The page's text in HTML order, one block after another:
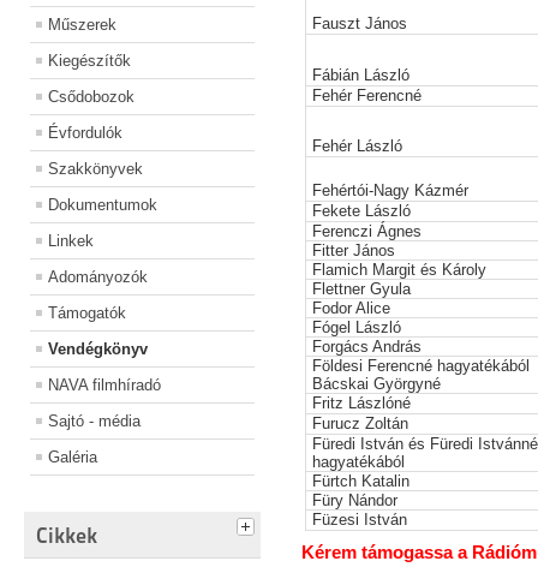
Műszerek
Kiegészítők
Csődobozok
Évfordulók
Szakkönyvek
Dokumentumok
Linkek
Adományozók
Támogatók
Vendégkönyv
NAVA filmhíradó
Sajtó - média
Galéria
Cikkek
Fauszt János
Fábián László
Fehér Ferencné
Fehér László
Fehértói-Nagy Kázmér
Fekete László
Ferenczi Ágnes
Fitter János
Flamich Margit és Károly
Flettner Gyula
Fodor Alice
Fógel László
Forgács András
Földesi Ferencné hagyatékából
Bácskai Györgyné
Fritz Lászlóné
Furucz Zoltán
Füredi István és Füredi Istvánné
hagyatékából
Fürtch Katalin
Füry Nándor
Füzesi István
Kérem támogassa a